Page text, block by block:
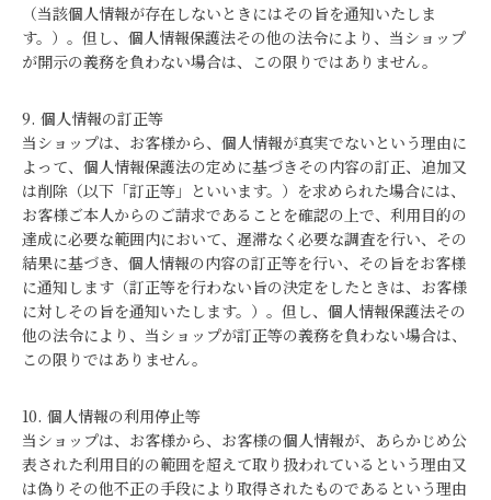
（当該個人情報が存在しないときにはその旨を通知いたしま
す。）。但し、個人情報保護法その他の法令により、当ショップ
が開示の義務を負わない場合は、この限りではありません。
9. 個人情報の訂正等
当ショップは、お客様から、個人情報が真実でないという理由に
よって、個人情報保護法の定めに基づきその内容の訂正、追加又
は削除（以下「訂正等」といいます。）を求められた場合には、
お客様ご本人からのご請求であることを確認の上で、利用目的の
達成に必要な範囲内において、遅滞なく必要な調査を行い、その
結果に基づき、個人情報の内容の訂正等を行い、その旨をお客様
に通知します（訂正等を行わない旨の決定をしたときは、お客様
に対しその旨を通知いたします。）。但し、個人情報保護法その
他の法令により、当ショップが訂正等の義務を負わない場合は、
この限りではありません。
10. 個人情報の利用停止等
当ショップは、お客様から、お客様の個人情報が、あらかじめ公
表された利用目的の範囲を超えて取り扱われているという理由又
は偽りその他不正の手段により取得されたものであるという理由